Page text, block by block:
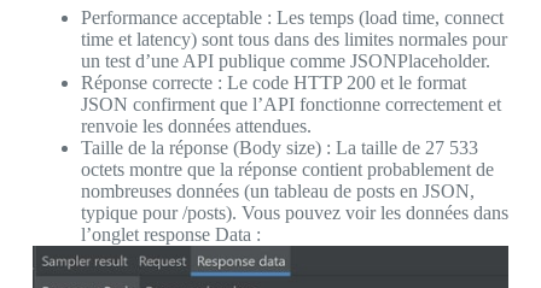
Performance acceptable : Les temps (load time, connect
time et latency) sont tous dans des limites normales pour
un test d’une API publique comme JSONPlaceholder.
Réponse correcte : Le code HTTP 200 et le format
JSON confirment que l’API fonctionne correctement et
renvoie les données attendues.
Taille de la réponse (Body size) : La taille de 27 533
octets montre que la réponse contient probablement de
nombreuses données (un tableau de posts en JSON,
typique pour /posts). Vous pouvez voir les données dans
l’onglet response Data :